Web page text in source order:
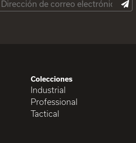
Colecciones
Industrial
Professional
Tactical